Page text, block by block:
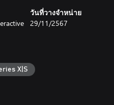
equipment at strategic
any ghostly happenings.
mysteries in the
residence.
วันที่วางจำหน่าย
29/11/2567
X|S